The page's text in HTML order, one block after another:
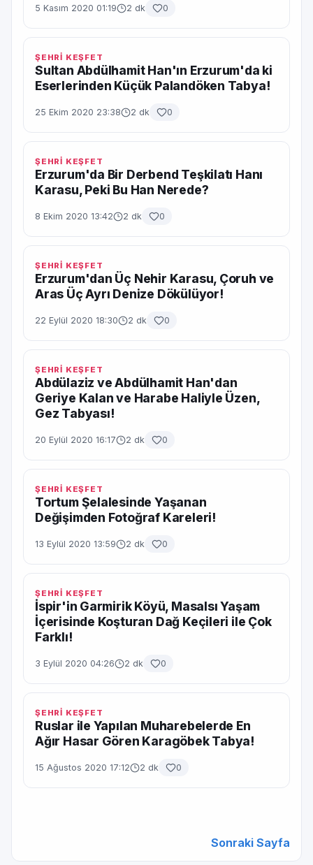
5 Kasım 2020 01:19 2 dk 0
ŞEHRİ KEŞFET
Sultan Abdülhamit Han'ın Erzurum'da ki
Eserlerinden Küçük Palandöken Tabya!
25 Ekim 2020 23:38 2 dk 0
ŞEHRİ KEŞFET
Erzurum'da Bir Derbend Teşkilatı Hanı
Karasu, Peki Bu Han Nerede?
8 Ekim 2020 13:42 2 dk 0
ŞEHRİ KEŞFET
Erzurum'dan Üç Nehir Karasu, Çoruh ve
Aras Üç Ayrı Denize Dökülüyor!
22 Eylül 2020 18:30 2 dk 0
ŞEHRİ KEŞFET
Abdülaziz ve Abdülhamit Han'dan
Geriye Kalan ve Harabe Haliyle Üzen,
Gez Tabyası!
20 Eylül 2020 16:17 2 dk 0
ŞEHRİ KEŞFET
Tortum Şelalesinde Yaşanan
Değişimden Fotoğraf Kareleri!
13 Eylül 2020 13:59 2 dk 0
ŞEHRİ KEŞFET
İspir'in Garmirik Köyü, Masalsı Yaşam
İçerisinde Koşturan Dağ Keçileri ile Çok
Farklı!
3 Eylül 2020 04:26 2 dk 0
ŞEHRİ KEŞFET
Ruslar ile Yapılan Muharebelerde En
Ağır Hasar Gören Karagöbek Tabya!
15 Ağustos 2020 17:12 2 dk 0
Sonraki Sayfa